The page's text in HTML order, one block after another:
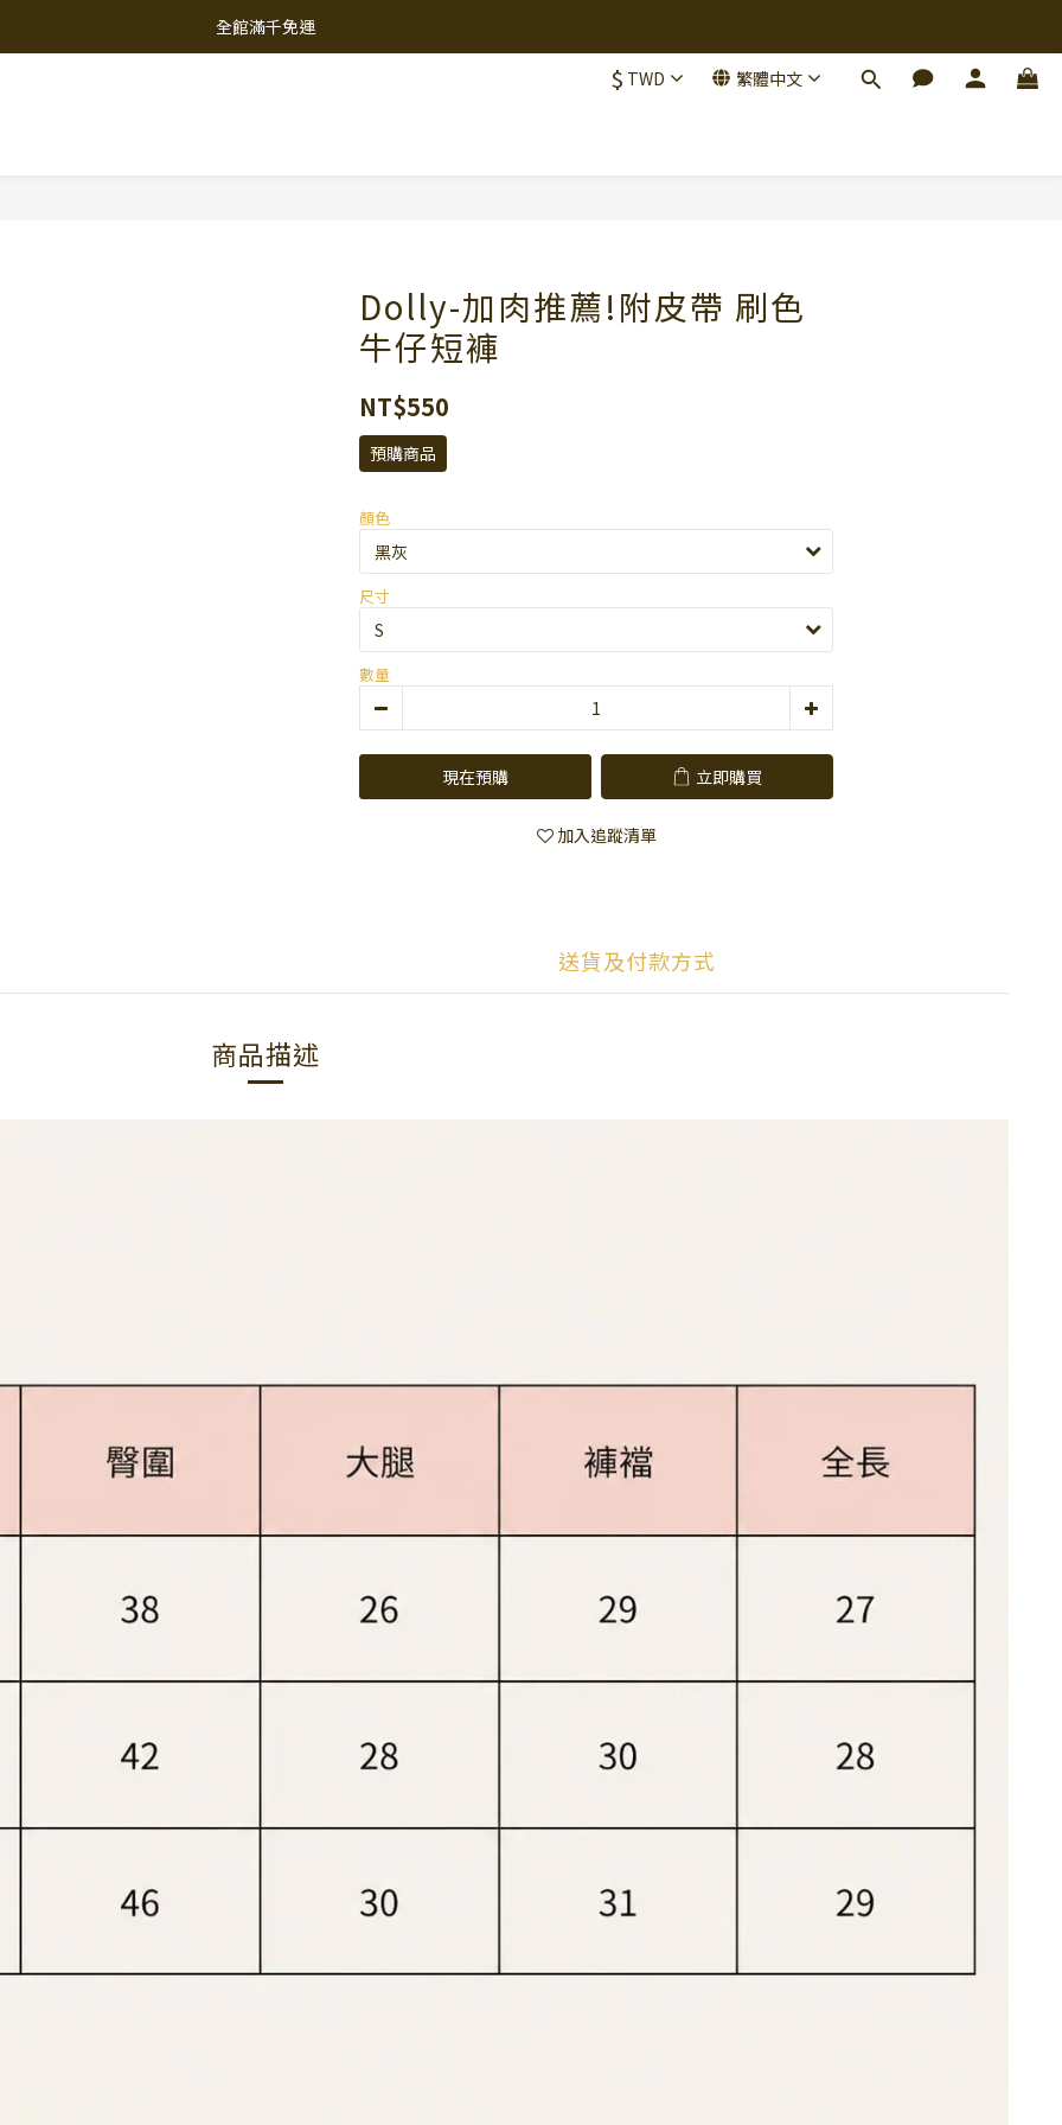
全館滿千免運
$ TWD 繁體中文
Dolly-加肉推薦!附皮帶 刷色
牛仔短褲
NT$550
預購商品
顏色
尺寸
數量
現在預購 立即購買
加入追蹤清單
送貨及付款方式
商品描述